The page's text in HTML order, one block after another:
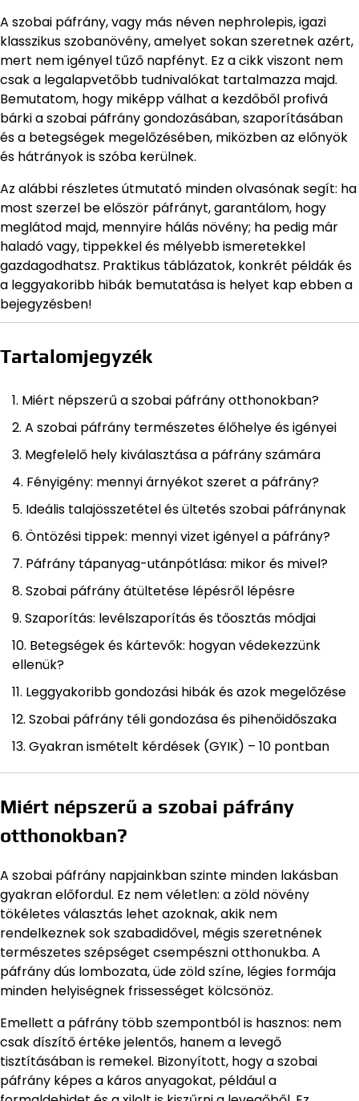
A szobai páfrány, vagy más néven nephrolepis, igazi
klasszikus szobanövény, amelyet sokan szeretnek azért,
mert nem igényel tűző napfényt. Ez a cikk viszont nem
csak a legalapvetőbb tudnivalókat tartalmazza majd.
Bemutatom, hogy miképp válhat a kezdőből profivá
bárki a szobai páfrány gondozásában, szaporításában
és a betegségek megelőzésében, miközben az előnyök
és hátrányok is szóba kerülnek.
Az alábbi részletes útmutató minden olvasónak segít: ha
most szerzel be először páfrányt, garantálom, hogy
meglátod majd, mennyire hálás növény; ha pedig már
haladó vagy, tippekkel és mélyebb ismeretekkel
gazdagodhatsz. Praktikus táblázatok, konkrét példák és
a leggyakoribb hibák bemutatása is helyet kap ebben a
bejegyzésben!
Tartalomjegyzék
Miért népszerű a szobai páfrány otthonokban?
A szobai páfrány természetes élőhelye és igényei
Megfelelő hely kiválasztása a páfrány számára
Fényigény: mennyi árnyékot szeret a páfrány?
Ideális talajösszetétel és ültetés szobai páfránynak
Öntözési tippek: mennyi vizet igényel a páfrány?
Páfrány tápanyag-utánpótlása: mikor és mivel?
Szobai páfrány átültetése lépésről lépésre
Szaporítás: levélszaporítás és tőosztás módjai
Betegségek és kártevők: hogyan védekezzünk
ellenük?
Leggyakoribb gondozási hibák és azok megelőzése
Szobai páfrány téli gondozása és pihenőidőszaka
Gyakran ismételt kérdések (GYIK) – 10 pontban
Miért népszerű a szobai páfrány
otthonokban?
A szobai páfrány napjainkban szinte minden lakásban
gyakran előfordul. Ez nem véletlen: a zöld növény
tökéletes választás lehet azoknak, akik nem
rendelkeznek sok szabadidővel, mégis szeretnének
természetes szépséget csempészni otthonukba. A
páfrány dús lombozata, üde zöld színe, légies formája
minden helyiségnek frissességet kölcsönöz.
Emellett a páfrány több szempontból is hasznos: nem
csak díszítő értéke jelentős, hanem a levegő
tisztításában is remekel. Bizonyított, hogy a szobai
páfrány képes a káros anyagokat, például a